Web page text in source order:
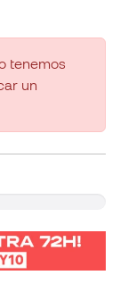
tenemos
un